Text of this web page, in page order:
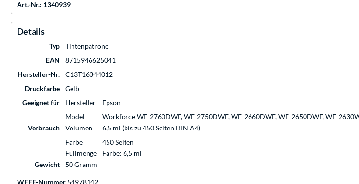
Art.-Nr.: 1340939
Details
Typ
Tintenpatrone
EAN
8715946625041
Hersteller-Nr.
C13T16344012
Druckfarbe
Gelb
Geeignet für
Hersteller
Epson
Model
Workforce WF-2760DWF, WF-2750DWF, WF-2660DWF, WF-2650DWF, WF-
Verbrauch
Volumen
6,5 ml (bis zu 450 Seiten DIN A4)
Farbe
450 Seiten
Füllmenge
Farbe: 6,5 ml
Gewicht
50 Gramm
WEEE-Nummer 54978142